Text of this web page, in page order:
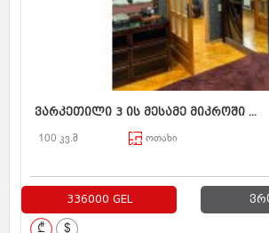
ვარკეთილი 3 ის მესამე მიკროში ...
100 კვ.მ ოთახი
336000 GEL
₾ $